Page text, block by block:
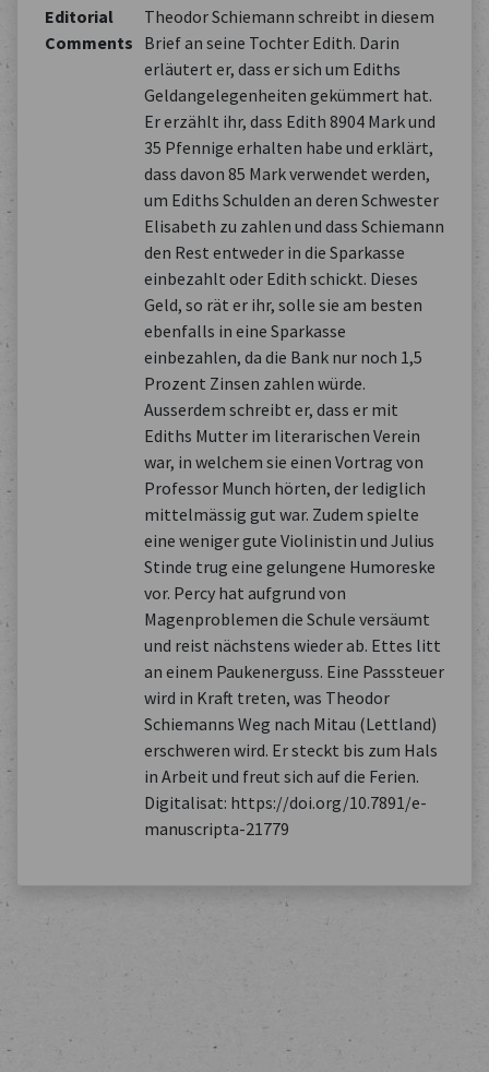
Editorial
Comments
Theodor Schiemann schreibt in diesem
Brief an seine Tochter Edith. Darin
erläutert er, dass er sich um Ediths
Geldangelegenheiten gekümmert hat.
Er erzählt ihr, dass Edith 8904 Mark und
35 Pfennige erhalten habe und erklärt,
dass davon 85 Mark verwendet werden,
um Ediths Schulden an deren Schwester
Elisabeth zu zahlen und dass Schiemann
den Rest entweder in die Sparkasse
einbezahlt oder Edith schickt. Dieses
Geld, so rät er ihr, solle sie am besten
ebenfalls in eine Sparkasse
einbezahlen, da die Bank nur noch 1,5
Prozent Zinsen zahlen würde.
Ausserdem schreibt er, dass er mit
Ediths Mutter im literarischen Verein
war, in welchem sie einen Vortrag von
Professor Munch hörten, der lediglich
mittelmässig gut war. Zudem spielte
eine weniger gute Violinistin und Julius
Stinde trug eine gelungene Humoreske
vor. Percy hat aufgrund von
Magenproblemen die Schule versäumt
und reist nächstens wieder ab. Ettes litt
an einem Paukenerguss. Eine Passsteuer
wird in Kraft treten, was Theodor
Schiemanns Weg nach Mitau (Lettland)
erschweren wird. Er steckt bis zum Hals
in Arbeit und freut sich auf die Ferien.
Digitalisat: https://doi.org/10.7891/e-
manuscripta-21779